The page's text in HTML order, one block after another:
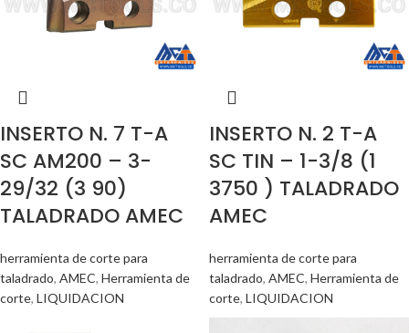
INSERTO N. 7 T-A
SC AM200 – 3-
29/32 (3 90)
TALADRADO AMEC
herramienta de corte para
taladrado, AMEC, Herramienta de
corte, LIQUIDACION
INSERTO N. 2 T-A
SC TIN – 1-3/8 (1
3750 ) TALADRADO
AMEC
herramienta de corte para
taladrado, AMEC, Herramienta de
corte, LIQUIDACION